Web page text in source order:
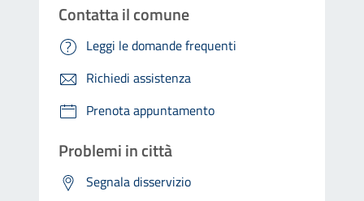
Contatta il comune
Leggi le domande frequenti
Richiedi assistenza
Prenota appuntamento
Problemi in città
Segnala disservizio